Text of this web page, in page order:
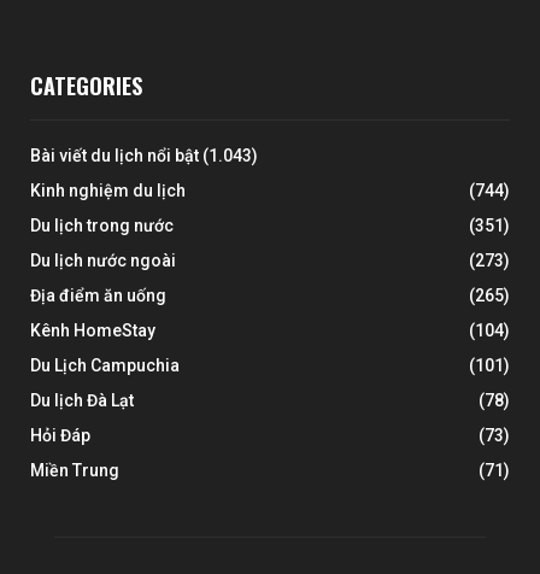
CATEGORIES
Bài viết du lịch nổi bật (1.043)
Kinh nghiệm du lịch
(744)
Du lịch trong nước
(351)
Du lịch nước ngoài
(273)
Địa điểm ăn uống
(265)
Kênh HomeStay
(104)
Du Lịch Campuchia
(101)
Du lịch Đà Lạt
(78)
Hỏi Đáp
(73)
Miền Trung
(71)